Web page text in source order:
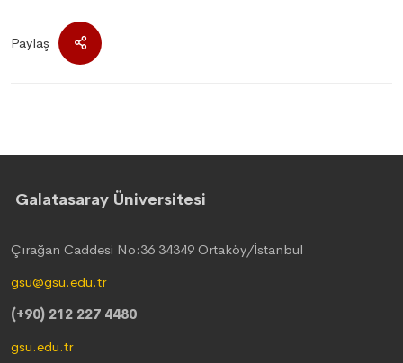
Paylaş
Galatasaray Üniversitesi
Çırağan Caddesi No:36 34349 Ortaköy/İstanbul
gsu@gsu.edu.tr
(+90) 212 227 4480
gsu.edu.tr